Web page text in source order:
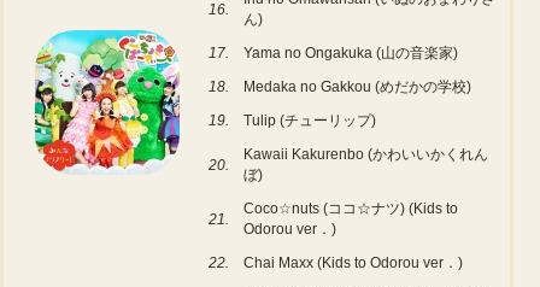
16.
ん)
17.
Yama no Ongakuka (山の音楽家)
18.
Medaka no Gakkou (めだかの学校)
19.
Tulip (チューリップ)
20.
Kawaii Kakurenbo (かわいいかくれん
ぼ)
21.
Coco☆nuts (ココ☆ナツ) (Kids to
Odorou ver．)
22.
Chai Maxx (Kids to Odorou ver．)